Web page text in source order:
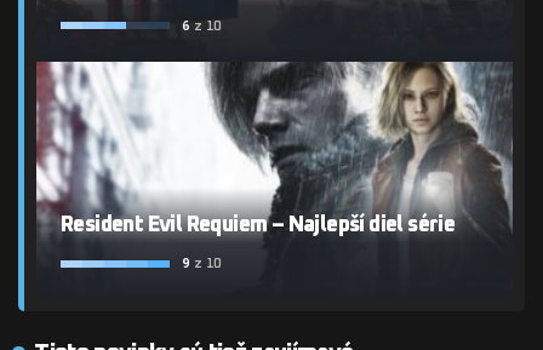
6 z 10
Resident Evil Requiem – Najlepší diel série
9 z 10